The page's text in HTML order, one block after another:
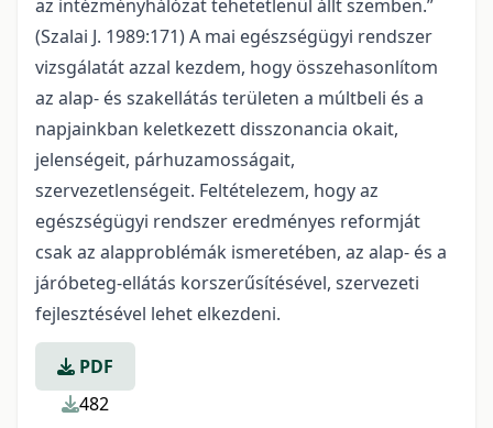
az intézményhálózat tehetetlenül állt szemben.”
(Szalai J. 1989:171) A mai egészségügyi rendszer
vizsgálatát azzal kezdem, hogy összehasonlítom
az alap- és szakellátás területen a múltbeli és a
napjainkban keletkezett disszonancia okait,
jelenségeit, párhuzamosságait,
szervezetlenségeit. Feltételezem, hogy az
egészségügyi rendszer eredményes reformját
csak az alapproblémák ismeretében, az alap- és a
járóbeteg-ellátás korszerűsítésével, szervezeti
fejlesztésével lehet elkezdeni.
PDF
482